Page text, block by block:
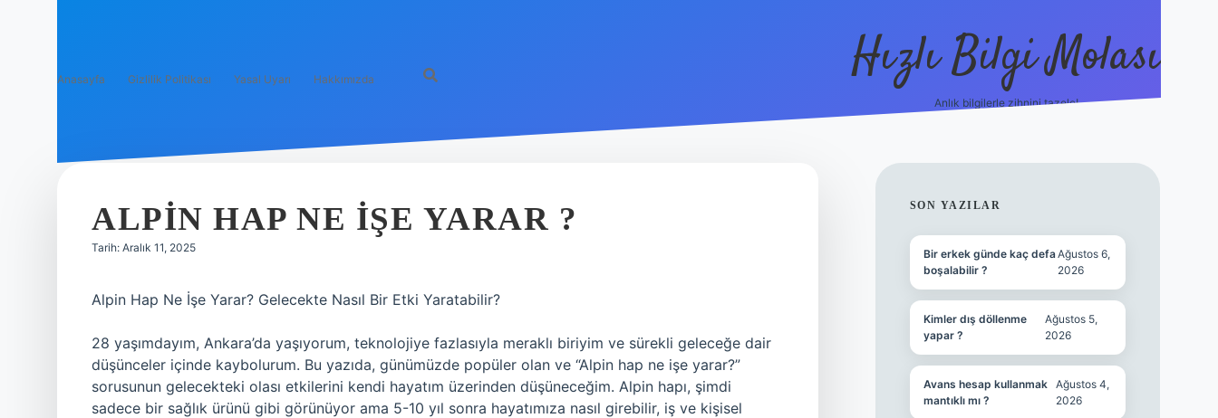
Anasayfa Gizlilik Politikası Yasal Uyarı Hakkımızda Hızlı Bilgi Molası
Anlık bilgilerle zihnini tazele!
ALPIN HAP NE IŞE YARAR ?
Tarih: Aralık 11, 2025
Alpin Hap Ne İşe Yarar? Gelecekte Nasıl Bir Etki Yaratabilir?
28 yaşımdayım, Ankara’da yaşıyorum, teknolojiye fazlasıyla meraklı biriyim ve sürekli geleceğe dair
düşünceler içinde kaybolurum. Bu yazıda, günümüzde popüler olan ve “Alpin hap ne işe yarar?”
sorusunun gelecekteki olası etkilerini kendi hayatım üzerinden düşüneceğim. Alpin hapı, şimdi
sadece bir sağlık ürünü gibi görünüyor ama 5-10 yıl sonra hayatımıza nasıl girebilir, iş ve kişisel
SIDEBAR
SON YAZILAR
Bir erkek günde kaç defa
boşalabilir ?
Ağustos 6,
2026
Kimler dış döllenme
yapar ?
Ağustos 5,
2026
Avans hesap kullanmak
mantıklı mı ?
Ağustos 4,
2026
ilbet